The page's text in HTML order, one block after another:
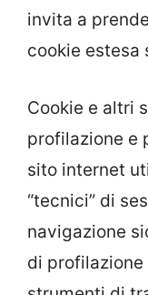
invita a
cookie estesa
Cookie e altri
profilazione e
sito internet
“tecnici” di
navigazione
di